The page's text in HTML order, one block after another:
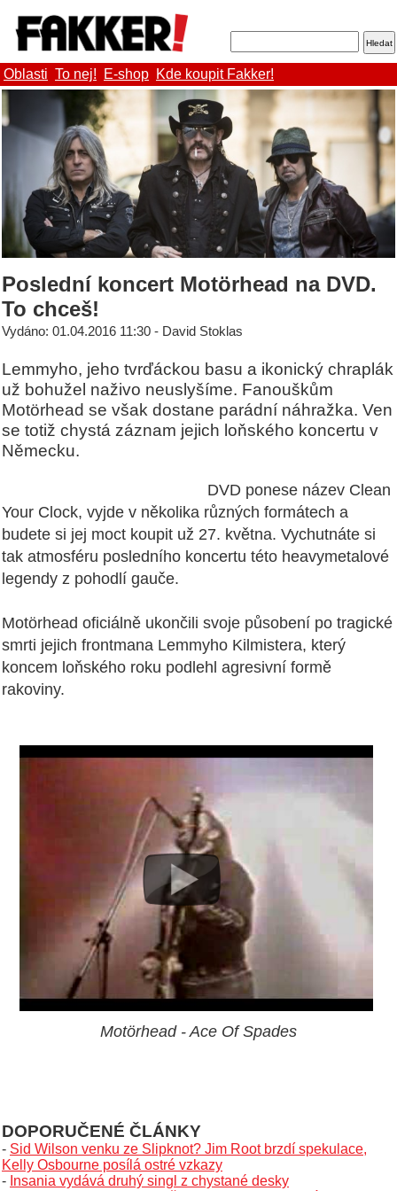
Oblasti To nej! E-shop Kde koupit Fakker!
Poslední koncert Motörhead na DVD.
To chceš!
Vydáno: 01.04.2016 11:30 - David Stoklas
Lemmyho, jeho tvrďáckou basu a ikonický chraplák
už bohužel naživo neuslyšíme. Fanouškům
Motörhead se však dostane parádní náhražka. Ven
se totiž chystá záznam jejich loňského koncertu v
Německu.
DVD ponese název Clean
Your Clock, vyjde v několika různých formátech a
budete si jej moct koupit už 27. května. Vychutnáte si
tak atmosféru posledního koncertu této heavymetalové
legendy z pohodlí gauče.
Motörhead oficiálně ukončili svoje působení po tragické
smrti jejich frontmana Lemmyho Kilmistera, který
koncem loňského roku podlehl agresivní formě
rakoviny.
Motörhead - Ace Of Spades
DOPORUČENÉ ČLÁNKY
- Sid Wilson venku ze Slipknot? Jim Root brzdí spekulace,
Kelly Osbourne posílá ostré vzkazy
- Insania vydává druhý singl z chystané desky